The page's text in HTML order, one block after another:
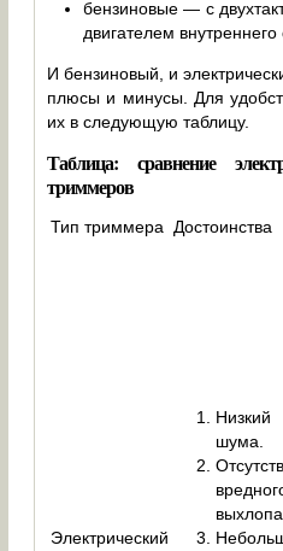
бензиновые — с
двигателем внутреннего
И бензиновый, и
плюсы и минусы. Для
их в следующую таблицу.
Таблица: сравнение
триммеров
Тип триммера Достоинства
Электрический
шума.
выхлопа.